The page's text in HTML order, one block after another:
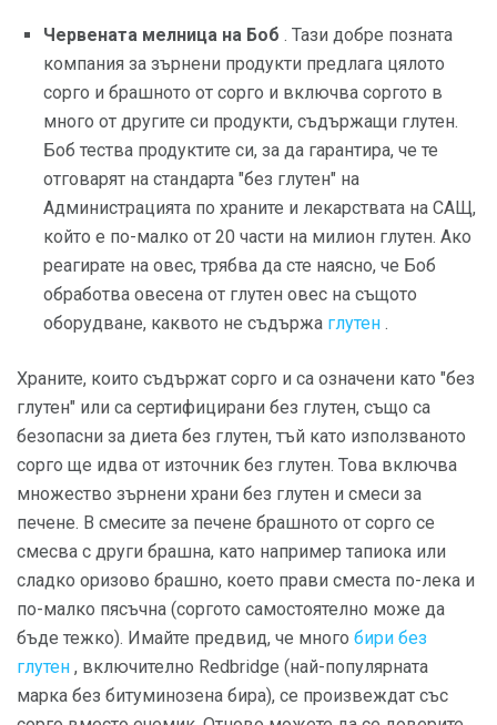
Червената мелница на Боб . Тази добре позната
компания за зърнени продукти предлага цялото
сорго и брашното от сорго и включва соргото в
много от другите си продукти, съдържащи глутен.
Боб тества продуктите си, за да гарантира, че те
отговарят на стандарта "без глутен" на
Администрацията по храните и лекарствата на САЩ,
който е по-малко от 20 части на милион глутен. Ако
реагирате на овес, трябва да сте наясно, че Боб
обработва овесена от глутен овес на същото
оборудване, каквото не съдържа глутен .
Храните, които съдържат сорго и са означени като "без
глутен" или са сертифицирани без глутен, също са
безопасни за диета без глутен, тъй като използваното
сорго ще идва от източник без глутен. Това включва
множество зърнени храни без глутен и смеси за
печене. В смесите за печене брашното от сорго се
смесва с други брашна, като например тапиока или
сладко оризово брашно, което прави сместа по-лека и
по-малко пясъчна (соргото самостоятелно може да
бъде тежко). Имайте предвид, че много бири без
глутен , включително Redbridge (най-популярната
марка без битуминозена бира), се произвеждат със